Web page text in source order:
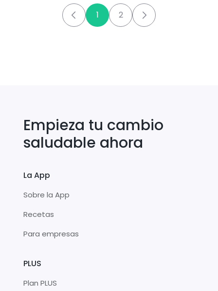
1 2
Empieza tu cambio
saludable ahora
La App
Sobre la App
Recetas
Para empresas
PLUS
Plan PLUS